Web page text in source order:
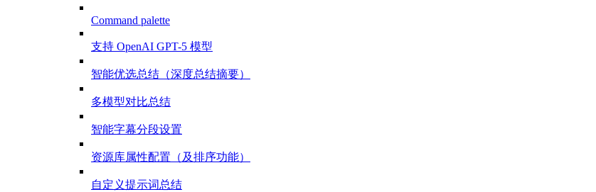
Command palette
支持 OpenAI GPT-5 模型
智能优选总结（深度总结摘要）
多模型对比总结
智能字幕分段设置
资源库属性配置（及排序功能）
自定义提示词总结